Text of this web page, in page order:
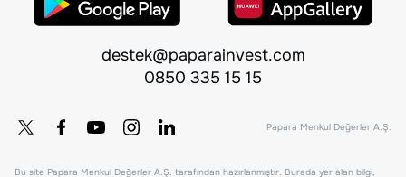
destek@paparainvest.com
0850 335 15 15
Papara Menkul Değerler A.Ş.
Bu site Papara Menkul Değerler A.Ş. tarafından hazırlanmıştır. Burada yer alan bilgi,